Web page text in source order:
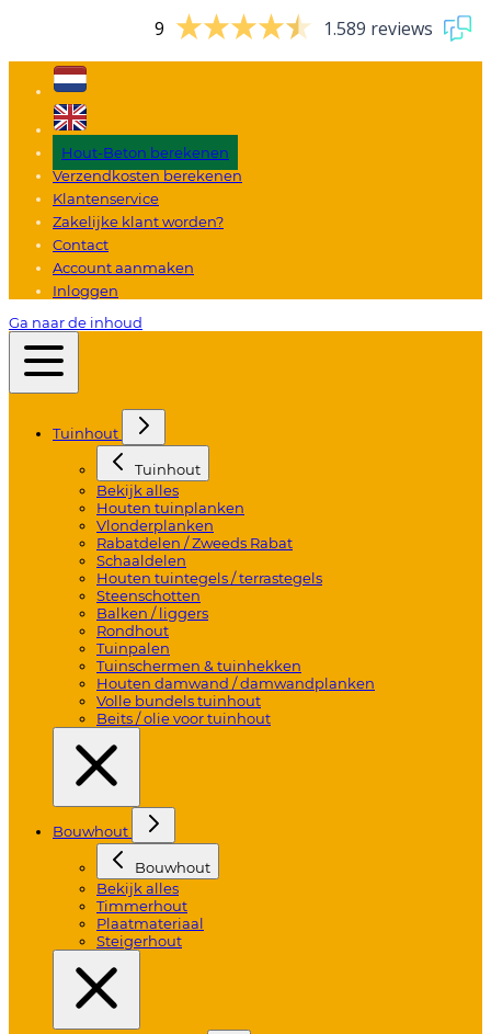
9 1.589 reviews
Hout-Beton berekenen
Verzendkosten berekenen
Klantenservice
Zakelijke klant worden?
Contact
Account aanmaken
Inloggen
Ga naar de inhoud
Tuinhout
Tuinhout
Bekijk alles
Houten tuinplanken
Vlonderplanken
Rabatdelen / Zweeds Rabat
Schaaldelen
Houten tuintegels / terrastegels
Steenschotten
Balken / liggers
Rondhout
Tuinpalen
Tuinschermen & tuinhekken
Houten damwand / damwandplanken
Volle bundels tuinhout
Beits / olie voor tuinhout
Bouwhout
Bouwhout
Bekijk alles
Timmerhout
Plaatmateriaal
Steigerhout